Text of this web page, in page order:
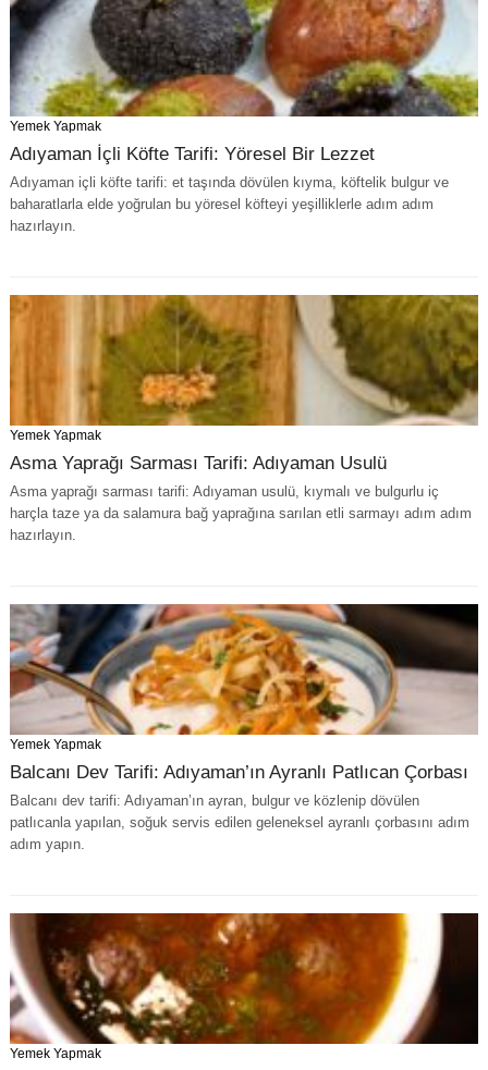
Yemek Yapmak
Adıyaman İçli Köfte Tarifi: Yöresel Bir Lezzet
Adıyaman içli köfte tarifi: et taşında dövülen kıyma, köftelik bulgur ve
baharatlarla elde yoğrulan bu yöresel köfteyi yeşilliklerle adım adım
hazırlayın.
Yemek Yapmak
Asma Yaprağı Sarması Tarifi: Adıyaman Usulü
Asma yaprağı sarması tarifi: Adıyaman usulü, kıymalı ve bulgurlu iç
harçla taze ya da salamura bağ yaprağına sarılan etli sarmayı adım adım
hazırlayın.
Yemek Yapmak
Balcanı Dev Tarifi: Adıyaman’ın Ayranlı Patlıcan Çorbası
Balcanı dev tarifi: Adıyaman’ın ayran, bulgur ve közlenip dövülen
patlıcanla yapılan, soğuk servis edilen geleneksel ayranlı çorbasını adım
adım yapın.
Yemek Yapmak